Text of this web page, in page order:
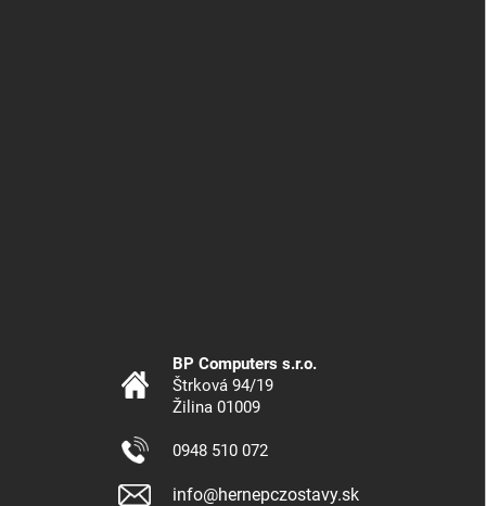
BP Computers s.r.o.
Štrková 94/19
Žilina 01009
0948 510 072
info@hernepczostavy.sk